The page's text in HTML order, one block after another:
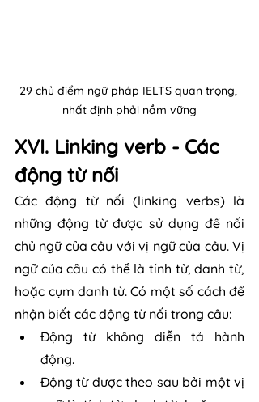
29 chủ điểm ngữ pháp IELTS quan trọng,
nhất định phải nắm vững
XVI. Linking verb - Các
động từ nối
Các động từ nối (linking verbs) là
những động từ được sử dụng để nối
chủ ngữ của câu với vị ngữ của câu. Vị
ngữ của câu có thể là tính từ, danh từ,
hoặc cụm danh từ. Có một số cách để
nhận biết các động từ nối trong câu:
Động từ không diễn tả hành
động.
Động từ được theo sau bởi một vị